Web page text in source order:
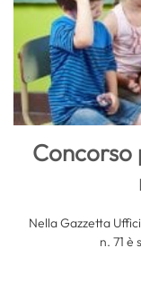
Concorso
Nella Gazzetta
n. 71 è